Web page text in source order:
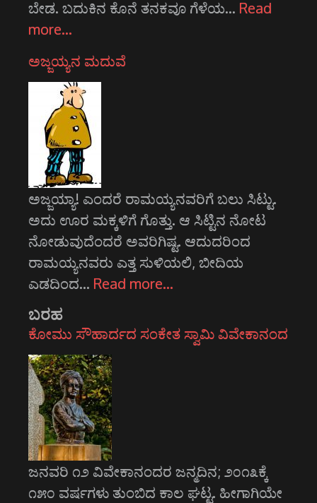
ಬೇಡ. ಬದುಕಿನ ಕೊನೆ ತನಕವೂ ಗೆಳೆಯ… Read
more…
ಅಜ್ಜಯ್ಯನ ಮದುವೆ
ಅಜ್ಜಯ್ಯಾ! ಎಂದರೆ ರಾಮಯ್ಯನವರಿಗೆ ಬಲು ಸಿಟ್ಟು.
ಅದು ಊರ ಮಕ್ಕಳಿಗೆ ಗೊತ್ತು. ಆ ಸಿಟ್ಟಿನ ನೋಟ
ನೋಡುವುದೆಂದರೆ ಅವರಿಗಿಷ್ಟ. ಆದುದರಿಂದ
ರಾಮಯ್ಯನವರು ಎತ್ತ ಸುಳಿಯಲಿ, ಬೀದಿಯ
ಎಡದಿಂದ… Read more…
ಬರಹ
ಕೋಮು ಸೌಹಾರ್ದದ ಸಂಕೇತ ಸ್ವಾಮಿ ವಿವೇಕಾನಂದ
ಜನವರಿ ೧೨ ವಿವೇಕಾನಂದರ ಜನ್ಮದಿನ; ೨೦೧೩ಕ್ಕೆ
೧೫೦ ವರ್ಷಗಳು ತುಂಬಿದ ಕಾಲ ಘಟ್ಟ. ಹೀಗಾಗಿಯೇ